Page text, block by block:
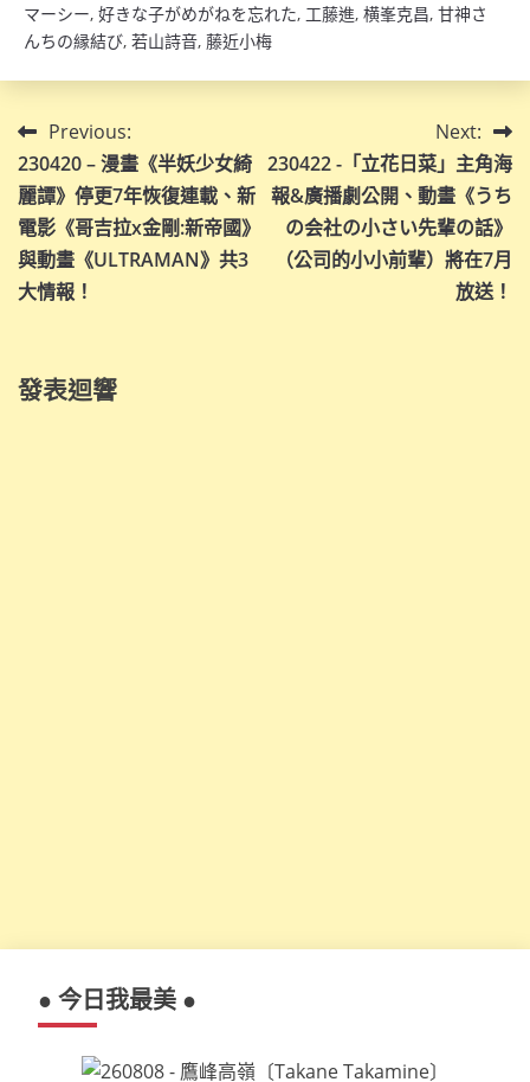
マーシー, 好きな子がめがねを忘れた, 工藤進, 横峯克昌, 甘神さ
んちの縁結び, 若山詩音, 藤近小梅
文
章
導
覽
Previous:
230420 – 漫畫《半妖少女綺
麗譚》停更7年恢復連載、新
電影《哥吉拉x金剛:新帝國》
與動畫《ULTRAMAN》共3
大情報！
Next:
230422 -「立花日菜」主角海
報&廣播劇公開、動畫《うち
の会社の小さい先輩の話》
（公司的小小前輩）將在7月
放送！
發表迴響
● 今日我最美 ●